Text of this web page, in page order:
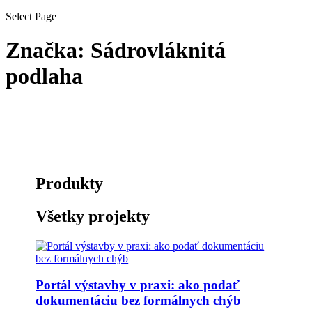
Select Page
Značka: Sádrovláknitá
podlaha
Produkty
Všetky projekty
Portál výstavby v praxi: ako podať
dokumentáciu bez formálnych chýb